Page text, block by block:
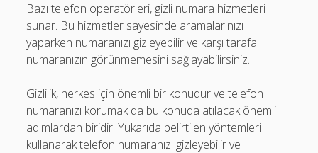
Bazı telefon operatörleri, gizli numara hizmetleri
sunar. Bu hizmetler sayesinde aramalarınızı
yaparken numaranızı gizleyebilir ve karşı tarafa
numaranızın görünmemesini sağlayabilirsiniz.
Gizlilik, herkes için önemli bir konudur ve telefon
numaranızı korumak da bu konuda atılacak önemli
adımlardan biridir. Yukarıda belirtilen yöntemleri
kullanarak telefon numaranızı gizleyebilir ve